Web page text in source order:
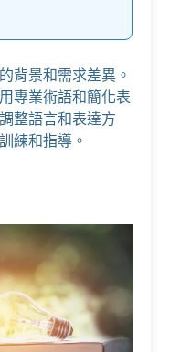
背景和需求差異。
專業術語和簡化表
整語言和表達方
練和指導。